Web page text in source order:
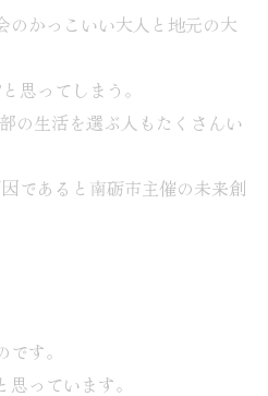
のかっこいい大人と地元の大
思ってしまう。
の生活を選ぶ人もたくさんい
であると南砺市主催の未来創
す。
っています。